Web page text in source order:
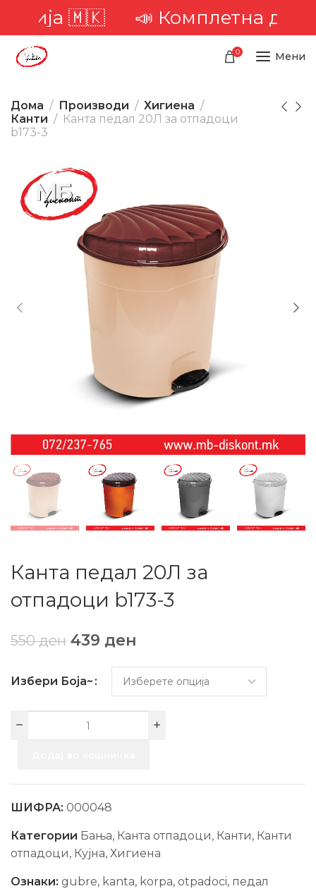
🇲🇰📣 Комплетна
0 Мени
Дома Производи
Хигиена
Канти
Канта педал 20Л за отпадоци
b173-3
Канта педал 20Л за
отпадоци b173-3
550ден 439 ден
Избери Боја~
ШИФРА: 000048
Категории Бања, Канта отпадоци, Канти, Канти
отпадоци, Кујна, Хигиена
Ознаки: gubre, kanta, korpa, otpadoci, педал